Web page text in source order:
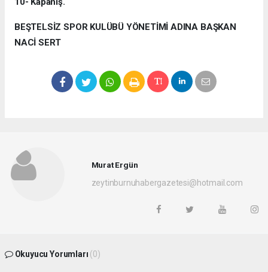
BEŞTELSİZ SPOR KULÜBÜ YÖNETİMİ ADINA BAŞKAN
NACİ SERT
Murat Ergün
zeytinburnuhabergazetesi@hotmail.com
Okuyucu Yorumları (0)